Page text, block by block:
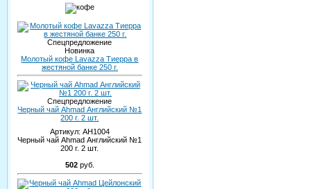
Спецпредложение
Новинка
Молотый кофе Lavazza Тиерра в
жестяной банке 250 г.
Спецпредложение
Черный чай Ahmad Английский №1
200 г. 2 шт.
Артикул: AH1004
Черный чай Ahmad Английский №1
200 г. 2 шт.
502 руб.